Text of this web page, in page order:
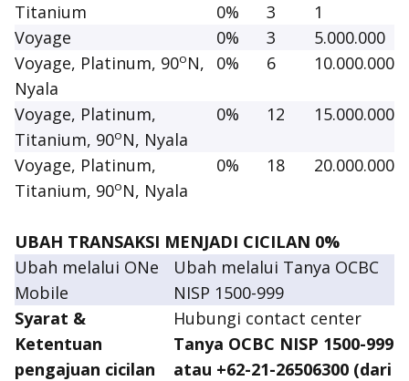
Titanium
0% 3
1
Voyage
0% 3
5.000.000
Voyage, Platinum, 90oN,
Nyala
0% 6 10.000.000
Voyage, Platinum,
Titanium, 90oN, Nyala
0% 12 15.000.000
Voyage, Platinum,
Titanium, 90oN, Nyala
0% 18 20.000.000
UBAH TRANSAKSI MENJADI CICILAN 0%
Ubah melalui ONe
Mobile
Ubah melalui Tanya OCBC
NISP 1500-999
Syarat &
Ketentuan
pengajuan cicilan
Hubungi contact center
Tanya OCBC NISP 1500-999
atau +62-21-26506300 (dari